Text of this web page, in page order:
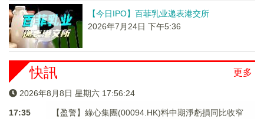
【今日IPO】百菲乳业递表港交所
2026年7月24日 下午5:36
更多
快訊
2026年8月8日 星期六 17:56:24
17:35
【盈警】綠心集團(00094.HK)料中期淨虧損同比收窄